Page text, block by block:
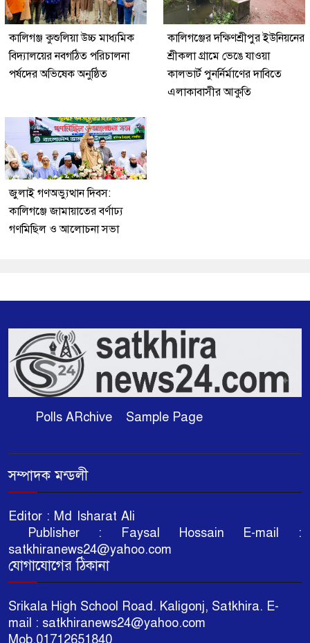
কালিগঞ্জ কুশুলিয়া উচ্চ মাধ্যমিক
বিদ্যালয়ের নবগঠিত পরিচালনা
পর্ষদের অভিষেক অনুষ্ঠিত
কালিগঞ্জের দক্ষিণশ্রীপুর ইউ‌নিয়‌নের
শ্রীকলা গ্রা‌মে ভেঙে যাওয়া
কালভার্ট পুনর্নির্মাণের দাবিতে
এলাকাবাসীর আকুতি
জুলাই গণঅভ্যুত্থান দিবস:
কালিগঞ্জে জামায়াতের বর্ণাঢ্য
গণমিছিল ও আলোচনা সভা
Polls ARchive Sample Page
সম্পাদক মন্ডলী
Editor : Md Isharat Ali
Publisher : Faysal Hossain E-mail :
satkhiranews24@yahoo.com
যোগাযোগের ঠিকানা
Srikala High School Road. Kaligonj, Satkhira. E-
mail : satkhiranews24@yahoo.com
Mob.01712651840